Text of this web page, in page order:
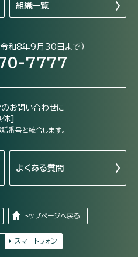
組織一覧
令和8年9月30日まで）
7777
のお問い合わせに
休]
号と統合します。
よくある質問
トップページへ戻る
スマートフォン